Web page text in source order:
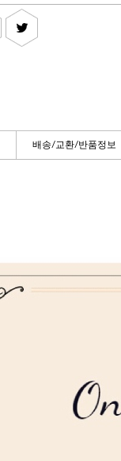
배송/교환/반품정보